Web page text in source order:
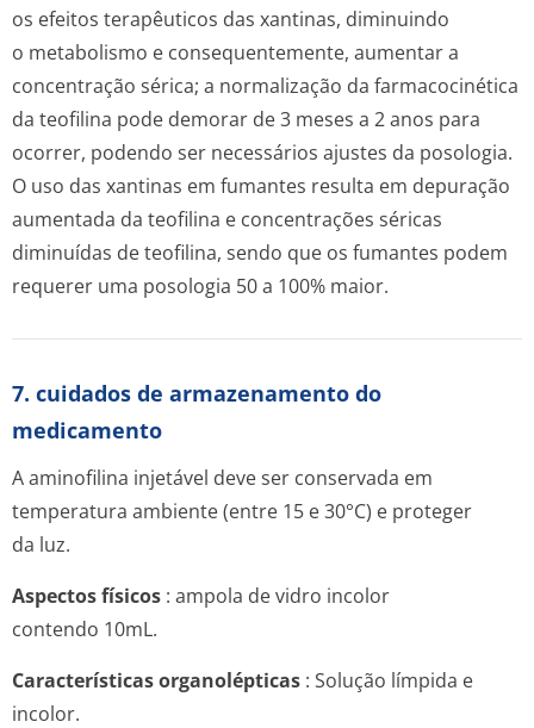
os efeitos terapêuticos das xantinas, diminuindo
o metabolismo e consequentemente, aumentar a
concentração sérica; a normalização da farmacocinética
da teofilina pode demorar de 3 meses a 2 anos para
ocorrer, podendo ser necessários ajustes da posologia.
O uso das xantinas em fumantes resulta em depuração
aumentada da teofilina e concentrações séricas
diminuídas de teofilina, sendo que os fumantes podem
requerer uma posologia 50 a 100% maior.
7. cuidados de armazenamento do
medicamento
A aminofilina injetável deve ser conservada em
temperatura ambiente (entre 15 e 30°C) e proteger
da luz.
Aspectos físicos : ampola de vidro incolor
contendo 10mL.
Características organolépticas : Solução límpida e
incolor.